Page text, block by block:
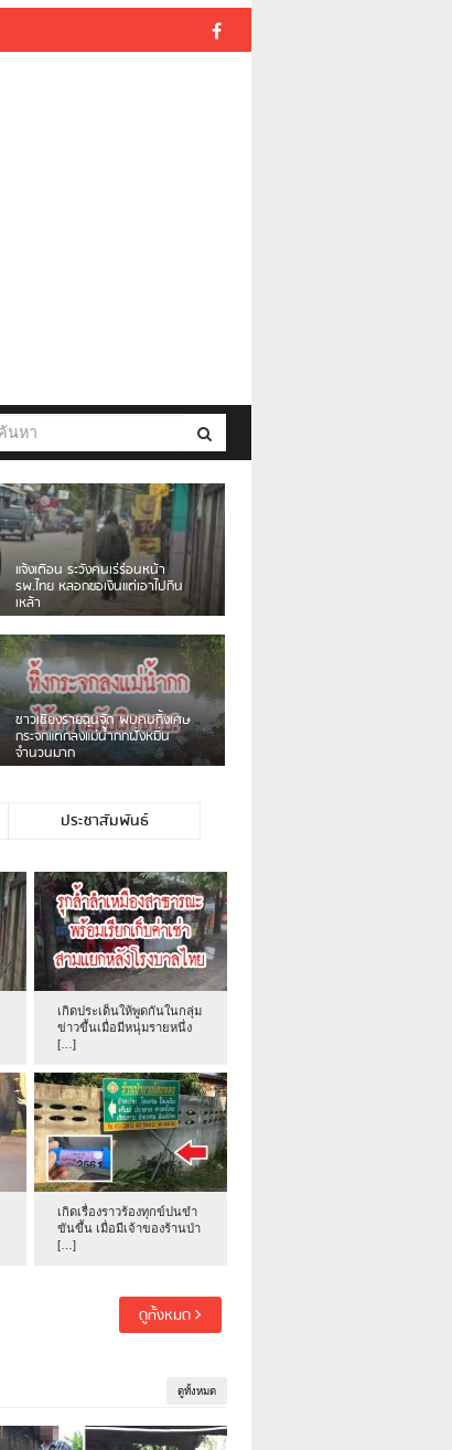
เดือนร้อน! ชาวเชียงรายบ่นรถ
Isuzu สีขาวซิ่งบายพาสเสียงดัง
สร้างความรำคาญ
ชาวผาลั้ง โวย ไร้หน่วยงานดูแล
ดินสไลด์ ต้องจัดการกันเอง
ประชาสัมพันธ์
เกิดประเด็นให้พูดกันในกลุ่ม
ข่าวขึ้นเมื่อมีหนุ่มรายหนึ่ง
[…]
เกิดเรื่องราวร้องทุกข์ปนขำ
ขันขึ้น เมื่อมีเจ้าของร้านป่า
[…]
ดูทั้งหมด
ดูทั้งหมด